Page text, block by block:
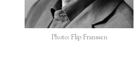
Photo: Flip Franssen